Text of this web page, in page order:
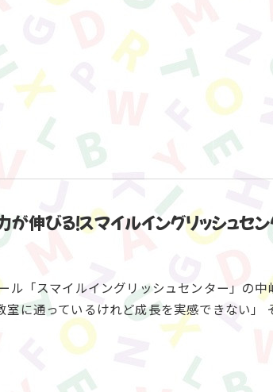
が伸びる！スマイルイングリッシュセ
ル「スマイルイングリッシュセンター」の中
室に通っているけれど成長を実感できない」